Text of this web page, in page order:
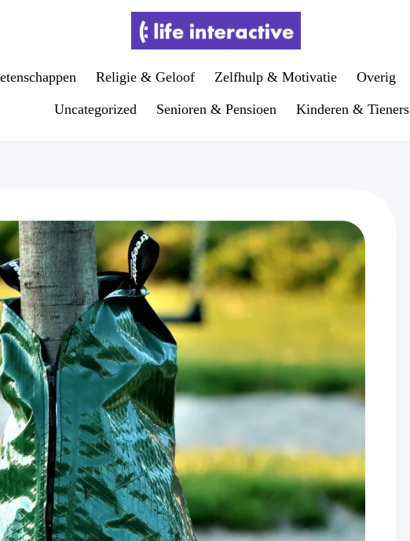
Religie & Geloof Zelfhulp & Motivatie Overig
Uncategorized Senioren & Pensioen Kinderen & Tieners